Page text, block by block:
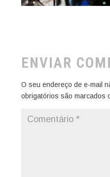
ENVIAR
O seu endereço de e-mail
obrigatórios são marcados